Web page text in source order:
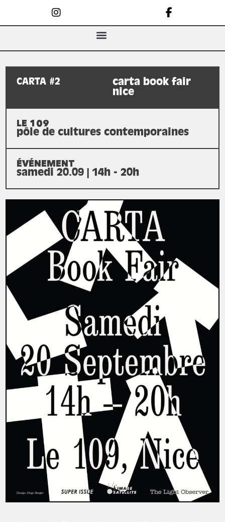
CARTA #2
carta book fair
nice
LE 109
pôle de cultures contemporaines
ÉVÉNEMENT
samedi 20.09 | 14h - 20h